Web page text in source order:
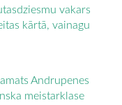
vakars
kārtā, vainagu
Andrupenes
meistarklase